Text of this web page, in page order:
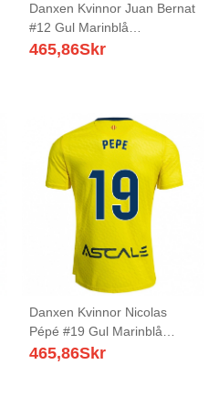
Danxen Kvinnor Juan Bernat
#12 Gul Marinblå
Hemmatröja Matchtröjor
465,86Skr
Danxen Kvinnor Nicolas
Pépé #19 Gul Marinblå
Hemmatröja Matchtröjor
465,86Skr